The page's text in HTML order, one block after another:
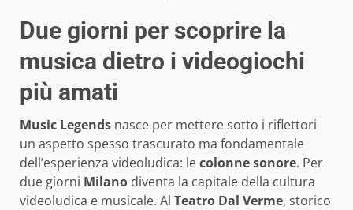
Due giorni per scoprire la
musica dietro i videogiochi
più amati
Music Legends nasce per mettere sotto i riflettori
un aspetto spesso trascurato ma fondamentale
dell’esperienza videoludica: lecolonne sonore. Per
due giorni Milano diventa la capitale della cultura
videoludica e musicale. Al Teatro Dal Verme, storico